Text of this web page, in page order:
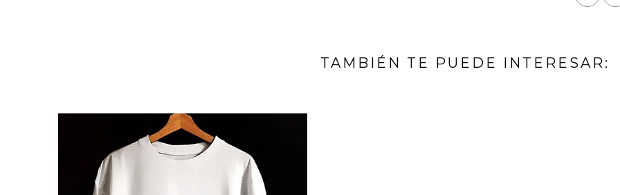
TAMBIÉN TE PUEDE INTERESAR: